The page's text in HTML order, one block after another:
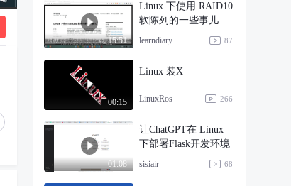
15:51
Linux 下使用 RAID10
软陈列的一些事儿
learndiary 87
00:15
Linux 装X
LinuxRos 266
01:08
让ChatGPT在 Linux
下部署Flask开发环境
sisiair 68